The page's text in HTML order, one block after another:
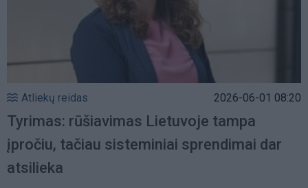
Atliekų reidas 2026-06-01 08:20
Tyrimas: rūšiavimas Lietuvoje tampa
įpročiu, tačiau sisteminiai sprendimai dar
atsilieka